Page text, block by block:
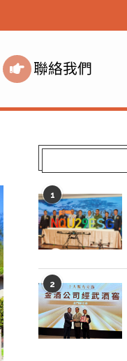
聯絡我們
1
2